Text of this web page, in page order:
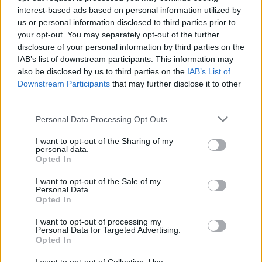
interest-based ads based on personal information utilized by
us or personal information disclosed to third parties prior to
your opt-out. You may separately opt-out of the further
disclosure of your personal information by third parties on the
IAB’s list of downstream participants. This information may
also be disclosed by us to third parties on the IAB’s List of
Downstream Participants that may further disclose it to other
Please note that this website/app uses one or more Google
not limited to your visit or usage behaviour. You may click to
grant or deny consent to Google and its third-party tags to
use your data for below specified purposes in below Google
consent section.
Personal Data Processing Opt Outs
I want to opt-out of the Sharing of my
personal data.
Opted In
I want to opt-out of the Sale of my
Personal Data.
Opted In
I want to opt-out of processing my
Personal Data for Targeted Advertising.
Opted In
Auch die ungarischen Fans spielen eine wichtige Rolle in
dieser globalen Musikbewegung: Fast eine halbe Million
Menschen besuchten im vergangenen Jahr Veranstaltungen
von Live Nation in Ungarn, und für 2024 sind bereits 49
Konzerte im Land angekündigt.
Was Sie wissen müssen: Tickets und Details
Einzelheiten zu den ermäßigten Tickets finden Sie auf der
bis 11. Mai für ausgewählte Tickets, solange der Vorrat reicht.
angewandt, und es können bis zu vier Tickets in einer
einzigen Transaktion erworben werden.
Die erste Veranstaltung beginnt am kommenden Dienstag mit
einem Konzert von Bilderbuch, gefolgt von Born of Osiris
am Sonntag. Den Abschluss des Monats bilden die Konzerte
mehr Künstler aus den verschiedensten Genres auf der Bühne
Um diesen Artikel auf Ungarisch zu lesen oder zu teilen,